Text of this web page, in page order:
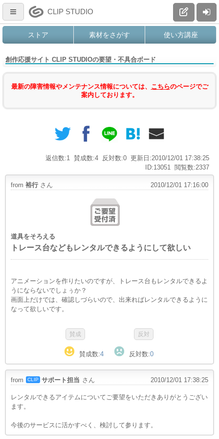
CLIP STUDIO
ストア 素材をさがす 使い方講座
創作応援サイト CLIP STUDIOの要望・不具合ボード
最新の障害情報やメンテナンス情報については、 こちらのページでご
案内しております。
更新日:2010/12/01 17:38:25
反対数:0
賛成数:4
返信数:1
閲覧数:2337
ID:13051
from 裕行 さん 2010/12/01 17:16:00
道具をそろえる
トレース台などもレンタルできるようにして欲しい
アニメーションを作りたいのですが、トレース台もレンタルできるよ
うにならないでしょぅか？
画面上だけでは、確認しづらいので、出来ればレンタルできるように
なって欲しいです。
賛成数:4 反対数:0
from CLIP サポート担当 さん 2010/12/01 17:38:25
レンタルできるアイテムについてご要望をいただきありがとうござい
ます。
今後のサービスに活かすべく、検討して参ります。